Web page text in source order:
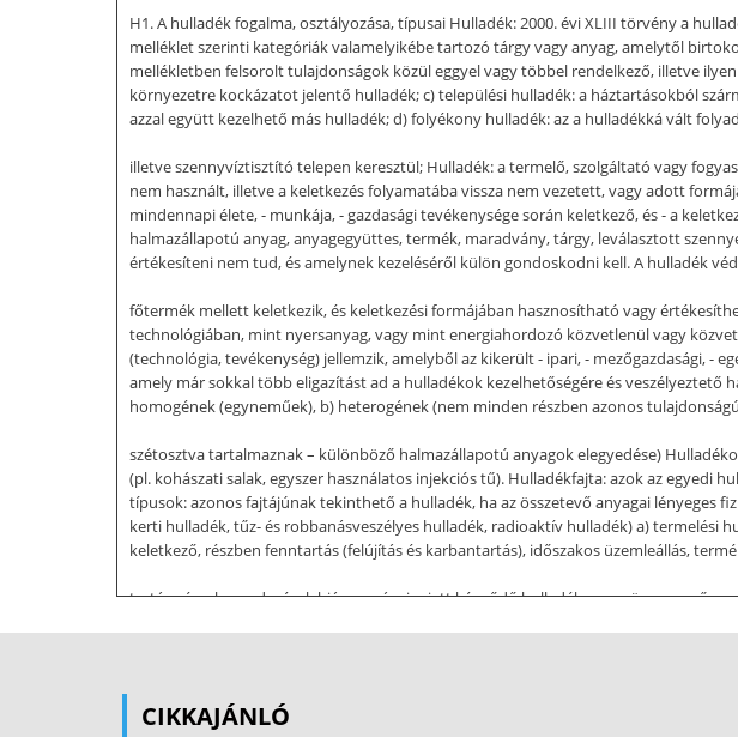
H1. A hulladék fogalma, osztályozása, típusai Hulladék: 2000. évi XLIII törvény a
melléklet szerinti kategóriák valamelyikébe tartozó tárgy vagy anyag, amelytől
mellékletben felsorolt tulajdonságok közül eggyel vagy többel rendelkező, illetve
környezetre kockázatot jelentő hulladék; c) települési hulladék: a háztartásokból
azzal együtt kezelhető más hulladék; d) folyékony hulladék: az a hulladékká vált
illetve szennyvíztisztító telepen keresztül; Hulladék: a termelő, szolgáltató vagy
nem használt, illetve a keletkezés folyamatába vissza nem vezetett, vagy adott
mindennapi élete, - munkája, - gazdasági tevékenysége során keletkező, és - a
halmazállapotú anyag, anyagegyüttes, termék, maradvány, tárgy, leválasztott
értékesíteni nem tud, és amelynek kezeléséről külön gondoskodni kell. A hulladék
főtermék mellett keletkezik, és keletkezési formájában hasznosítható vagy
technológiában, mint nyersanyag, vagy mint energiahordozó közvetlenül vagy
(technológia, tevékenység) jellemzik, amelyből az kikerült - ipari, - mezőgazdasági, -
amely már sokkal több eligazítást ad a hulladékok kezelhetőségére és
homogének (egyneműek), b) heterogének (nem minden részben azonos
szétosztva tartalmaznak – különböző halmazállapotú anyagok elegyedése)
(pl. kohászati salak, egyszer használatos injekciós tű). Hulladékfajta: azok az egyedi
típusok: azonos fajtájúnak tekinthető a hulladék, ha az összetevő anyagai lényeges
kerti hulladék, tűz- és robbanásveszélyes hulladék, radioaktív hulladék) a) termelési
keletkező, részben fenntartás (felújítás és karbantartás), időszakos üzemleállás,
tartása és a berendezések hiányosságai miatt képződő hulladék - nem
valamint a közterületek tisztántartásából származik.(nem termelő tevékenységből
CIKKAJÁNLÓ